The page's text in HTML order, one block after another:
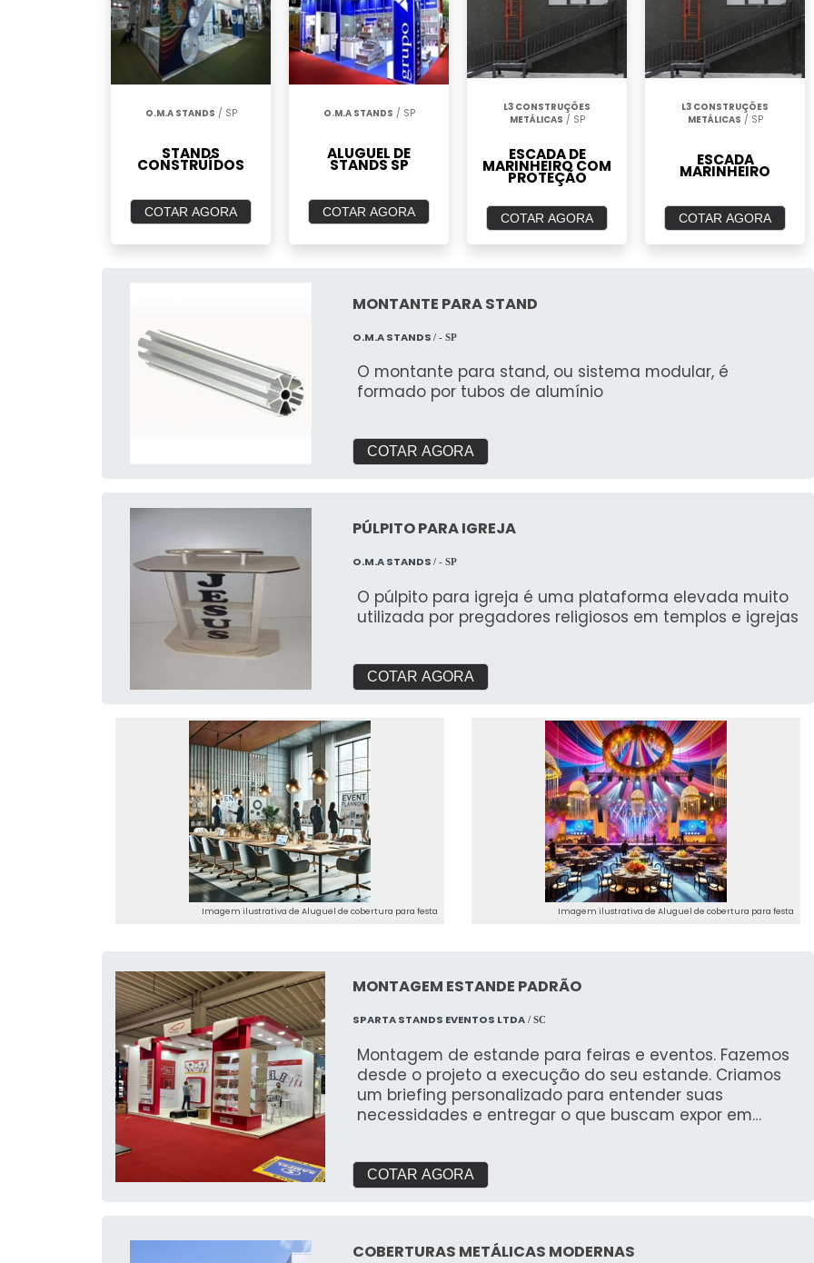
O.M.A STANDS / SP
STANDS
CONSTRUÍDOS
COTAR AGORA
O.M.A STANDS / SP
ALUGUEL DE
STANDS SP
COTAR AGORA
L3 CONSTRUÇÕES
METÁLICAS / SP
ESCADA DE
MARINHEIRO COM
PROTEÇÃO
COTAR AGORA
L3 CONSTRUÇÕES
METÁLICAS / SP
ESCADA
MARINHEIRO
COTAR AGORA
MONTANTE PARA STAND
O.M.A STANDS/ - SP
O montante para stand, ou sistema modular, é
formado por tubos de alumínio
COTAR AGORA
PÚLPITO PARA IGREJA
O.M.A STANDS/ - SP
O púlpito para igreja é uma plataforma elevada muito
utilizada por pregadores religiosos em templos e igrejas
COTAR AGORA
Imagem ilustrativa de Aluguel de cobertura para festa Imagem ilustrativa de Aluguel de cobertura para festa
MONTAGEM ESTANDE PADRÃO
SPARTA STANDS EVENTOS LTDA / SC
Montagem de estande para feiras e eventos. Fazemos
desde o projeto a execução do seu estande. Criamos
um briefing personalizado para entender suas
necessidades e entregar o que buscam expor em
COTAR AGORA
COBERTURAS METÁLICAS MODERNAS